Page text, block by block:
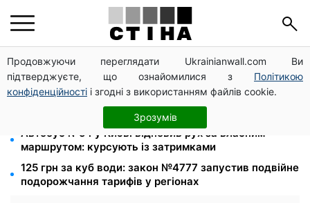
Продовжуючи переглядати Ukrainianwall.com Ви
підтверджуєте, що ознайомилися з Політикою
конфіденційності і згодні з використанням файлів cookie.
Зрозумів
Тариф 2,64 грн за кіловат з 1 жовтня: власники
електроопалення платитимуть на 39% менше
Посвідчення водія та техпаспорт відновлять
безкоштовно: умова від сервісних центрів МВС
Автобус №54 у Києві відновив рух за власним
маршрутом: курсують із затримками
125 грн за куб води: закон №4777 запустив подвійне
подорожчання тарифів у регіонах